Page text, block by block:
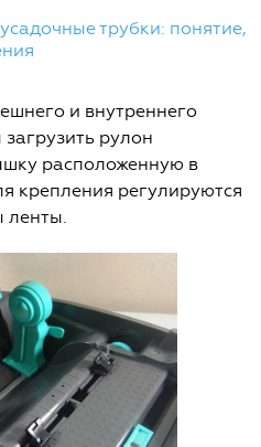
трубки: понятие,
и внутреннего
рулон
расположенную в
крепления регулируются
ленты.